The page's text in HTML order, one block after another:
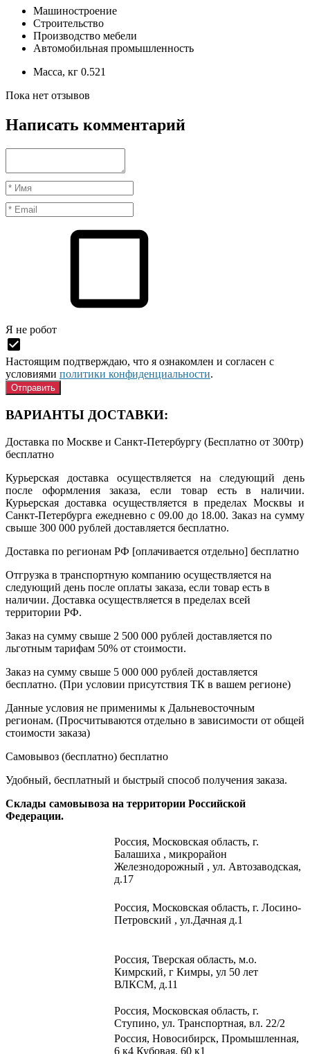
Машиностроение
Строительство
Производство мебели
Автомобильная промышленность
Масса, кг 0.521
Пока нет отзывов
Написать комментарий
Я нe рoбoт
Настоящим подтверждаю, что я ознакомлен и согласен с
условиями политики конфиденциальности.
ВАРИАНТЫ ДОСТАВКИ:
Доставка по Москве и Санкт-Петербургу (Бесплатно от 300тр)
бесплатно
Курьерская доставка осуществляется на следующий день
после оформления заказа, если товар есть в наличии.
Курьерская доставка осуществляется в пределах Москвы и
Санкт-Петербурга ежедневно с 09.00 до 18.00. Заказ на сумму
свыше 300 000 рублей доставляется бесплатно.
Доставка по регионам РФ [оплачивается отдельно] бесплатно
Отгрузка в транспортную компанию осуществляется на
следующий день после оплаты заказа, если товар есть в
наличии. Доставка осуществляется в пределах всей
территории РФ.
Заказ на сумму свыше 2 500 000 рублей доставляется по
льготным тарифам 50% от стоимости.
Заказ на сумму свыше 5 000 000 рублей доставляется
бесплатно. (При условии присутствия ТК в вашем регионе)
Данные условия не применимы к Дальневосточным
регионам. (Просчитываются отдельно в зависимости от общей
стоимости заказа)
Самовывоз (бесплатно) бесплатно
Удобный, бесплатный и быстрый способ получения заказа.
Склады самовывоза на территории Российской
Федерации.
Россия, Московская область, г.
Балашиха , микрорайон
Железнодорожный , ул. Автозаводская,
д.17
Россия, Московская область, г. Лосино-
Петровский , ул.Дачная д.1
Россия, Тверская область, м.о.
Кимрский, г Кимры, ул 50 лет
ВЛКСМ, д.11
Россия, Московская область, г.
Ступино, ул. Транспортная, вл. 22/2​
Россия, Новосибирск, Промышленная,
6 к4 Кубовая, 60 к1​